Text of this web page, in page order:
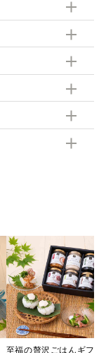
至福の贅沢ごはんギフト